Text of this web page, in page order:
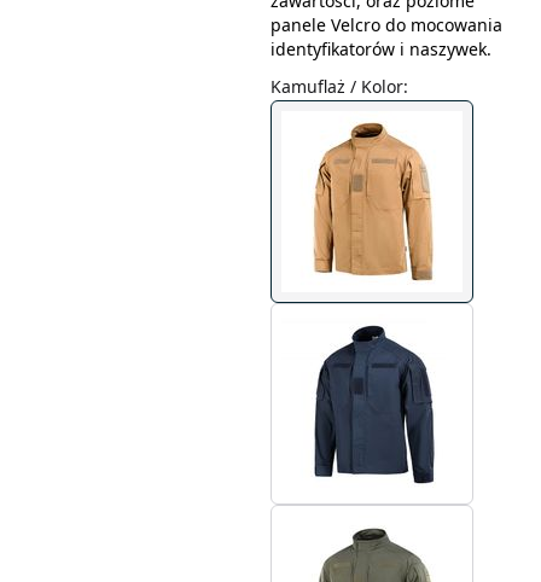
panele Velcro do mocowania
identyfikatorów i naszywek.
Kamuflaż / Kolor: